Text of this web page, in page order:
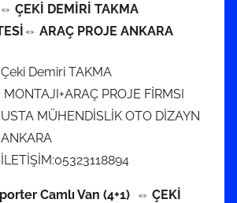
ÇEKİ DEMİRİ TAKMA
ARAÇ PROJE ANKARA
Çeki Demiri TAKMA
MONTAJI+ARAÇ PROJE FİRMSI
USTA MÜHENDİSLİK OTO DİZAYN
ANKARA
İLETİŞİM:05323118894
Camlı Van (4+1) ⇔ ÇEKİ